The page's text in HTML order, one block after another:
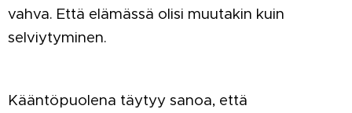
vahva. Että elämässä olisi muutakin kuin
selviytyminen.
Kääntöpuolena täytyy sanoa, että